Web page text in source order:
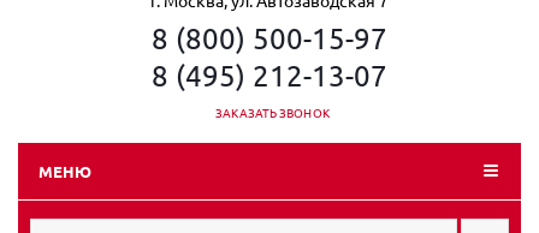
8 (800) 500-15-97
8 (495) 212-13-07
ЗАКАЗАТЬ ЗВОНОК
МЕНЮ